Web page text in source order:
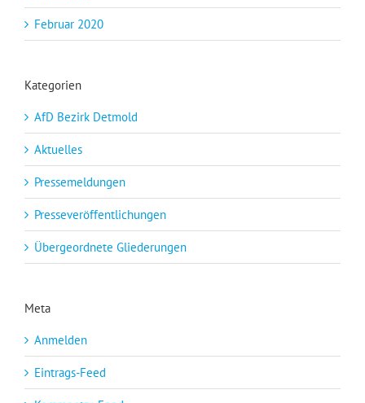
Februar 2020
Kategorien
AfD Bezirk Detmold
Aktuelles
Pressemeldungen
Presseveröffentlichungen
Übergeordnete Gliederungen
Meta
Anmelden
Eintrags-Feed